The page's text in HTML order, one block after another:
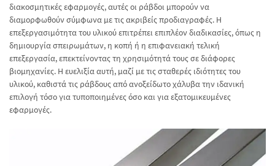
διακοσμητικές εφαρμογές, αυτές οι ράβδοι μπορούν να
διαμορφωθούν σύμφωνα με τις ακριβείς προδιαγραφές. Η
επεξεργασιμότητα του υλικού επιτρέπει επιπλέον διαδικασίες, όπως η
δημιουργία σπειρωμάτων, η κοπή ή η επιφανειακή τελική
επεξεργασία, επεκτείνοντας τη χρησιμότητά τους σε διάφορες
βιομηχανίες. Η ευελιξία αυτή, μαζί με τις σταθερές ιδιότητες του
υλικού, καθιστά τις ράβδους από ανοξείδωτο χάλυβα την ιδανική
επιλογή τόσο για τυποποιημένες όσο και για εξατομικευμένες
εφαρμογές.